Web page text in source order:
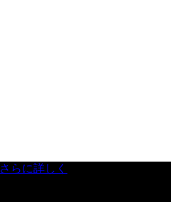
さらに詳しく